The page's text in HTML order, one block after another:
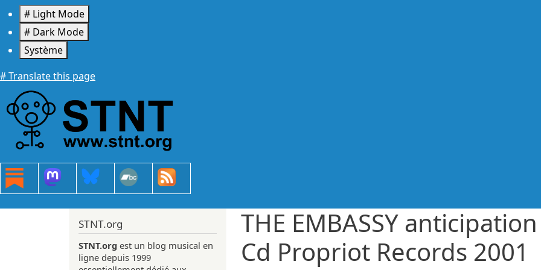
Aller au contenu principal
# Light Mode
# Dark Mode
Système
# Translate this page
THE EMBASSY anticipation
Cd Propriot Records 2001
STNT.org
STNT.org est un blog musical en
ligne depuis 1999